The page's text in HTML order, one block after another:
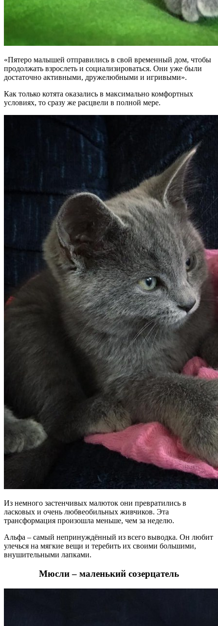
«Пятеро малышей отправились в свой временный дом, чтобы
продолжать взрослеть и социализироваться. Они уже были
достаточно активными, дружелюбными и игривыми».
Как только котята оказались в максимально комфортных
условиях, то сразу же расцвели в полной мере.
Из немного застенчивых малюток они превратились в
ласковых и очень любвеобильных живчиков. Эта
трансформация произошла меньше, чем за неделю.
Альфа – самый непринуждённый из всего выводка. Он любит
улечься на мягкие вещи и теребить их своими большими,
внушительными лапками.
Мюсли – маленький созерцатель